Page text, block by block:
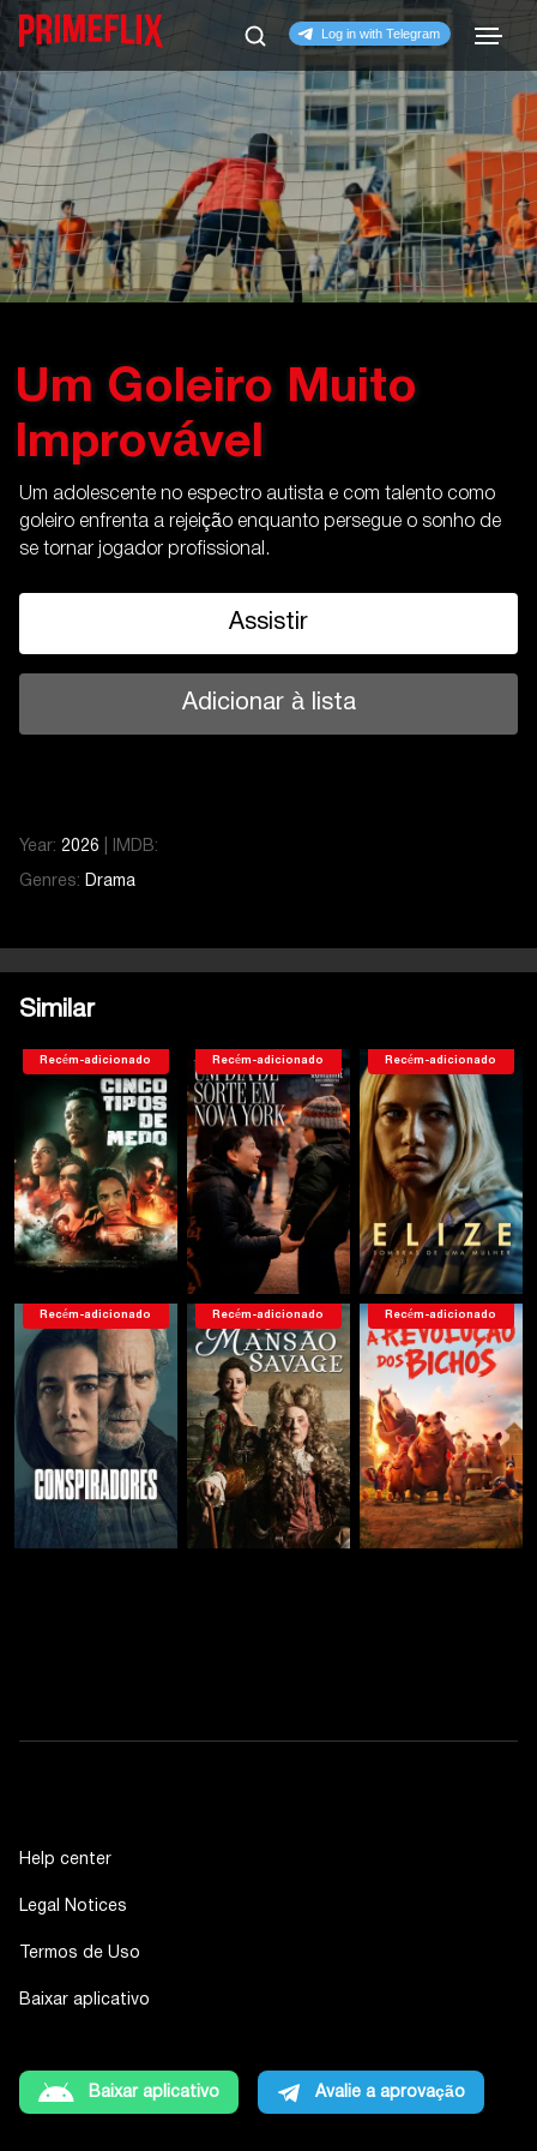
Um Goleiro Muito
Improvável
Um adolescente no espectro autista e com talento como
goleiro enfrenta a rejeição enquanto persegue o sonho de
se tornar jogador profissional.
Assistir
Adicionar à lista
Year: 2026 IMDB:
Genres: Drama
Similar
Recém-adicionado Recém-adicionado Recém-adicionado
Recém-adicionado Recém-adicionado Recém-adicionado
Help center
Legal Notices
Termos de Uso
Baixar aplicativo
Baixar aplicativo Avalie a aprovação